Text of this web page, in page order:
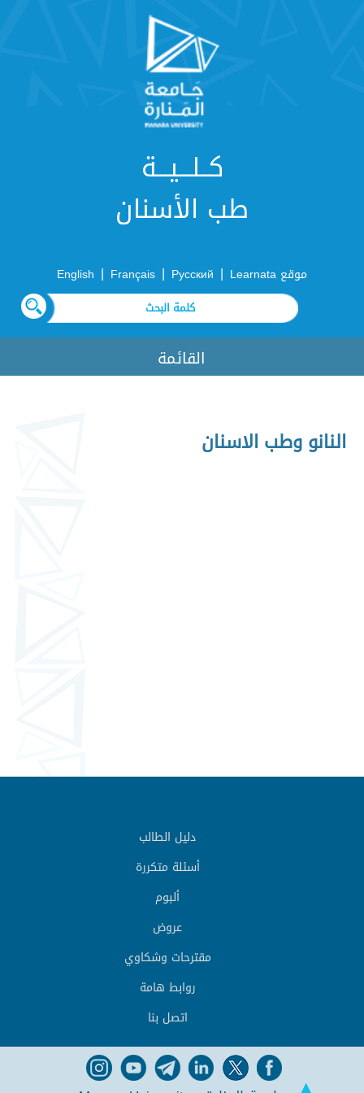
كــلـــيـــة
طب الأسنان
موقع Learnata |
Русский
|
Français
|
English
القائمة
النانو وطب الاسنان
دليل الطالب
أسئلة متكررة
ألبوم
عروض
مقترحات وشكاوي
روابط هامة
اتصل بنا